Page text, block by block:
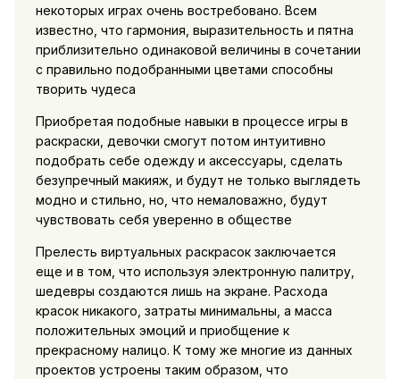
некоторых играх очень востребовано. Всем
известно, что гармония, выразительность и пятна
приблизительно одинаковой величины в сочетании
с правильно подобранными цветами способны
творить чудеса
Приобретая подобные навыки в процессе игры в
раскраски, девочки смогут потом интуитивно
подобрать себе одежду и аксессуары, сделать
безупречный макияж, и будут не только выглядеть
модно и стильно, но, что немаловажно, будут
чувствовать себя уверенно в обществе
Прелесть виртуальных раскрасок заключается
еще и в том, что используя электронную палитру,
шедевры создаются лишь на экране. Расхода
красок никакого, затраты минимальны, а масса
положительных эмоций и приобщение к
прекрасному налицо. К тому же многие из данных
проектов устроены таким образом, что